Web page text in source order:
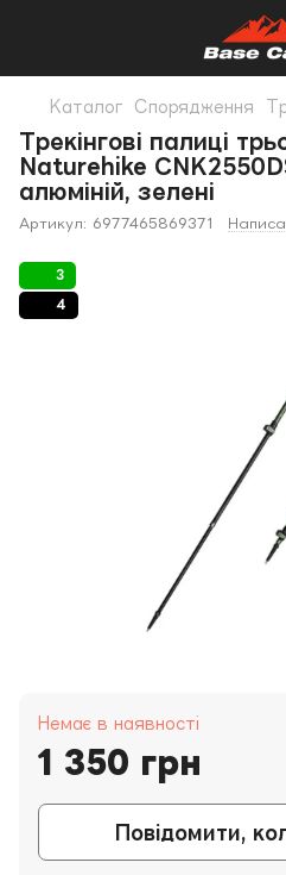
Каталог Спорядження
Трекінгові палиці
Naturehike
алюміній, зелені
Артикул: 6977465869371
3
4
Немає в наявності
1 350 грн
Повідомити,